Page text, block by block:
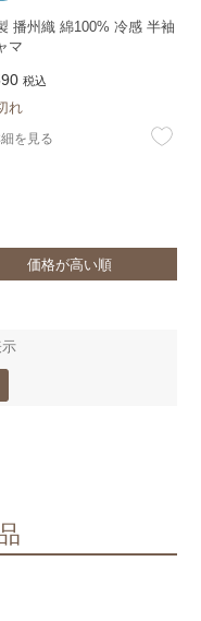
播州織 綿100% 冷感 半袖
マ
税込
れ
を見る
価格が高い順